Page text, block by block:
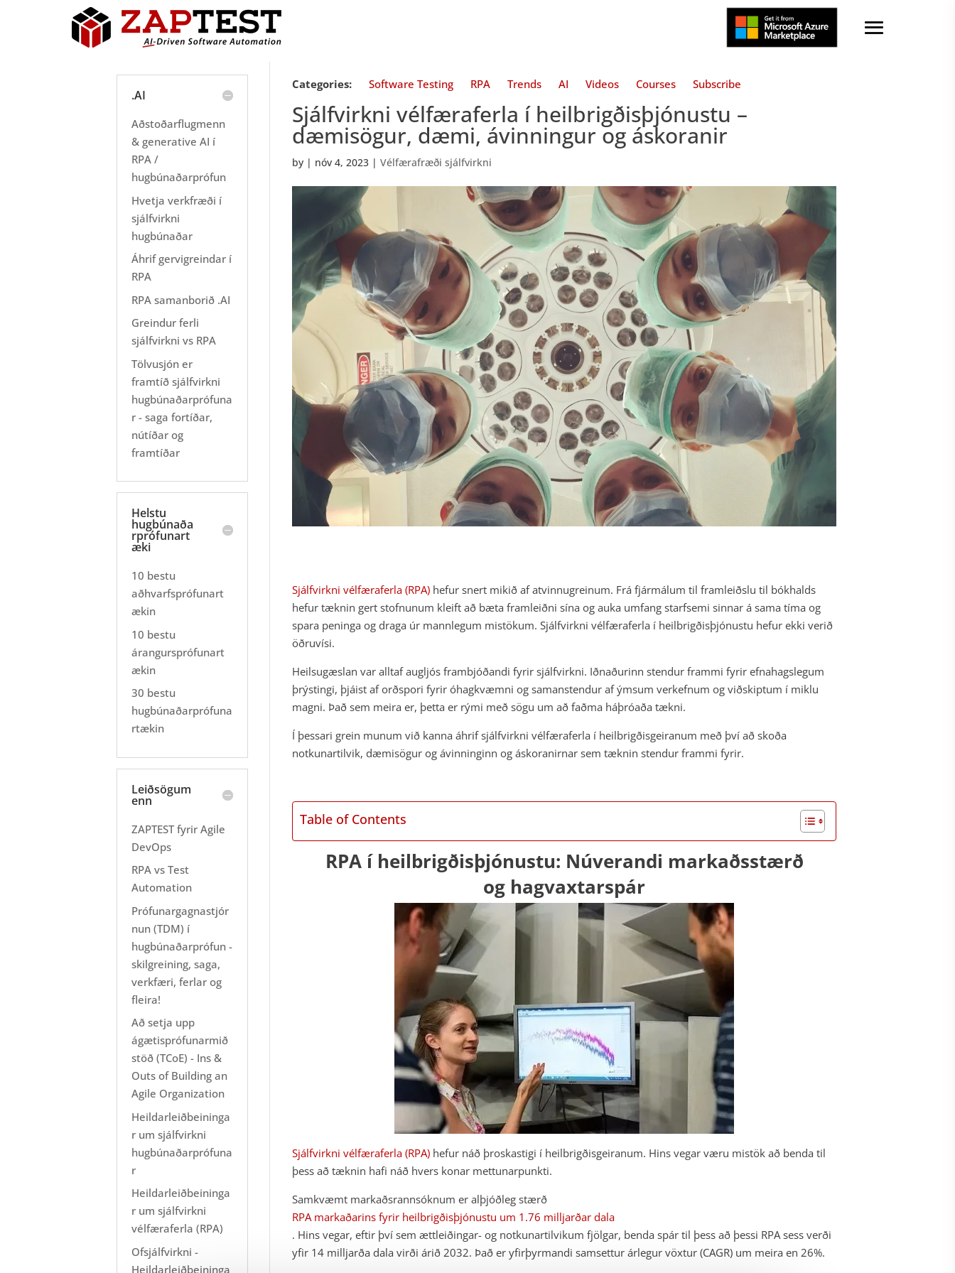
Categories: Software Testing RPA Trends AI Videos Courses Subscribe
Sjálfvirkni vélfæraferla í heilbrigðisþjónustu –
dæmisögur, dæmi, ávinningur og áskoranir
by | nóv 4, 2023 |Vélfærafræði sjálfvirkni
Sjálfvirkni vélfæraferla (RPA) hefur snert mikið af atvinnugreinum. Frá fjármálum til framleiðslu til bókhalds
hefur tæknin gert stofnunum kleift að bæta framleiðni sína og auka umfang starfsemi sinnar á sama tíma og
spara peninga og draga úr mannlegum mistökum. Sjálfvirkni vélfæraferla í heilbrigðisþjónustu hefur ekki verið
öðruvísi.
Heilsugæslan var alltaf augljós frambjóðandi fyrir sjálfvirkni. Iðnaðurinn stendur frammi fyrir efnahagslegum
þrýstingi, þjáist af orðspori fyrir óhagkvæmni og samanstendur af ýmsum verkefnum og viðskiptum í miklu
magni. Það sem meira er, þetta er rými með sögu um að faðma háþróaða tækni.
Í þessari grein munum við kanna áhrif sjálfvirkni vélfæraferla í heilbrigðisgeiranum með því að skoða
notkunartilvik, dæmisögur og ávinninginn og áskoranirnar sem tæknin stendur frammi fyrir.
Table of Contents
RPA í heilbrigðisþjónustu: Núverandi markaðsstærð
og hagvaxtarspár
Sjálfvirkni vélfæraferla (RPA) hefur náð þroskastigi í heilbrigðisgeiranum. Hins vegar væru mistök að benda til
þess að tæknin hafi náð hvers konar mettunarpunkti.
Samkvæmt markaðsrannsóknum er alþjóðleg stærð
RPA markaðarins fyrir heilbrigðisþjónustu um 1.76 milljarðar dala
. Hins vegar, eftir því sem ættleiðingar- og notkunartilvikum fjölgar, benda spár til þess að þessi RPA sess verði
yfir 14 milljarða dala virði árið 2032. Það er yfirþyrmandi samsettur árlegur vöxtur (CAGR) um meira en 26%.
.AI
Aðstoðarflugmenn
& generative AI í
RPA /
hugbúnaðarprófun
Hvetja verkfræði í
sjálfvirkni
hugbúnaðar
Áhrif gervigreindar í
RPA
RPA samanborið .AI
Greindur ferli
sjálfvirkni vs RPA
Tölvusjón er
framtíð sjálfvirkni
hugbúnaðarprófuna
r - saga fortíðar,
nútíðar og
framtíðar
Helstu
hugbúnaða
rprófunart
æki
10 bestu
aðhvarfsprófunart
ækin
10 bestu
árangursprófunart
ækin
30 bestu
hugbúnaðarprófuna
rtækin
Leiðsögum
enn
ZAPTEST fyrir Agile
DevOps
RPA vs Test
Automation
Prófunargagnastjór
nun (TDM) í
hugbúnaðarprófun -
skilgreining, saga,
verkfæri, ferlar og
fleira!
Að setja upp
ágætisprófunarmið
stöð (TCoE) - Ins &
Outs of Building an
Agile Organization
Heildarleiðbeininga
r um sjálfvirkni
hugbúnaðarprófuna
r
Heildarleiðbeininga
r um sjálfvirkni
vélfæraferla (RPA)
Ofsjálfvirkni -
Heildarleiðbeininga